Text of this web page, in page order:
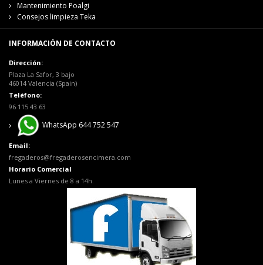
Mantenimiento Poalgi
Consejos limpieza Teka
INFORMACIÓN DE CONTACTO
Dirección:
Plaza La Safor, 3 bajo
46014 Valencia (Spain)
Teléfono:
96 115 43 63
WhatsApp 644 752 547
Email:
fregaderos@fregaderosencimera.com
Horario Comercial
Lunes a Viernes de 8 a 14h.